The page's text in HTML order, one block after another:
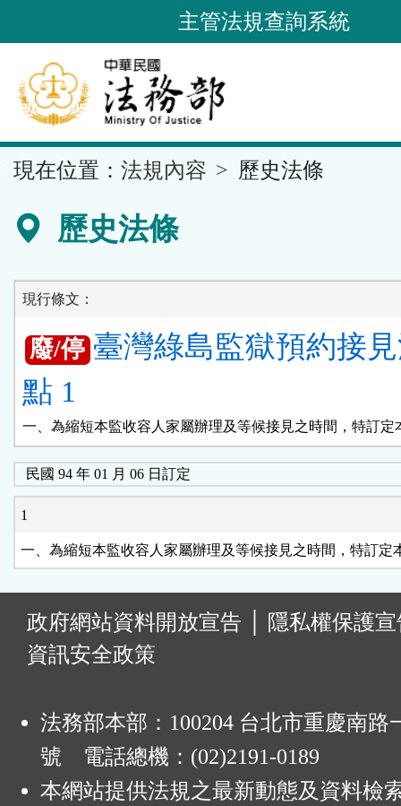
到
要
內
容
區
主管法規查詢系統
現在位置： 法規內容 歷史法條
歷史法條
現行條文：
廢/停 臺灣綠島監獄預約接
點 1
一、為縮短本監收容人家屬辦理及等候接見之時間，特訂定
民國 94 年 01 月 06 日訂定
1
一、為縮短本監收容人家屬辦理及等候接見之時間，特訂定
政府網站資料開放宣告
隱私權保護
資訊安全政策
法務部本部：100204 台北市重慶南路
號 電話總機：(02)2191-0189
本網站提供法規之最新動態及資料檢